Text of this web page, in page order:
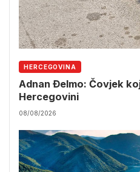
HERCEGOVINA
Adnan Đelmo: Čovjek
Hercegovini
08/08/2026